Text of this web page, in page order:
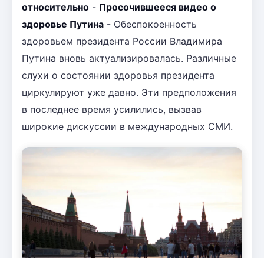
относительно - Просочившееся видео о
здоровье Путина - Обеспокоенность
здоровьем президента России Владимира
Путина вновь актуализировалась. Различные
слухи о состоянии здоровья президента
циркулируют уже давно. Эти предположения
в последнее время усилились, вызвав
широкие дискуссии в международных СМИ.